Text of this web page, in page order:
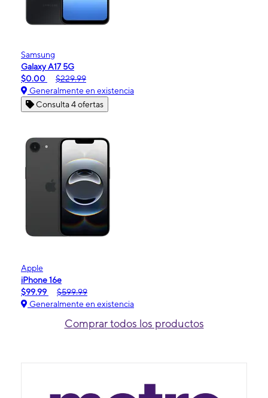
Samsung
Galaxy A17 5G
$0.00
$229.99
Generalmente en existencia
Consulta 4 ofertas
Apple
iPhone 16e
$99.99
$599.99
Generalmente en existencia
Comprar todos los productos